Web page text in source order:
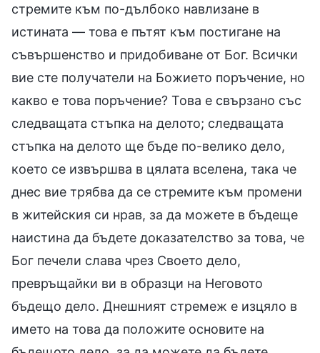
стремите към по-дълбоко навлизане в
истината — това е пътят към постигане на
съвършенство и придобиване от Бог. Всички
вие сте получатели на Божието поръчение, но
какво е това поръчение? Това е свързано със
следващата стъпка на делото; следващата
стъпка на делото ще бъде по-велико дело,
което се извършва в цялата вселена, така че
днес вие трябва да се стремите към промени
в житейския си нрав, за да можете в бъдеще
наистина да бъдете доказателство за това, че
Бог печели слава чрез Своето дело,
превръщайки ви в образци на Неговото
бъдещо дело. Днешният стремеж е изцяло в
името на това да положите основите на